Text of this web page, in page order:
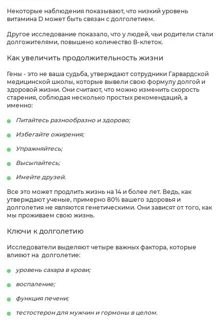
Некоторые наблюдения показывают, что низкий уровень
витамина D может быть связан с долголетием.
Другое исследование показало, что у людей, чьи родители стали
долгожителями, повышено количество В-клеток.
Как увеличить продолжительность жизни
Гены - это не ваша судьба, утверждают сотрудники Гарвардской
медицинской школы, которые вывели свою формулу долгой и
здоровой жизни. Они считают, что можно изменить скорость
старения, соблюдая несколько простых рекомендаций, а
именно:
Питайтесь разнообразно и здорово;
Избегайте ожирения;
Упражняйтесь;
Высыпайтесь;
Имейте друзей.
Все это может продлить жизнь на 14 и более лет. Ведь, как
утверждают ученые, примерно 80% вашего здоровья и
долголетия не являются генетическими. Они зависят от того, как
мы проживаем свою жизнь.
Ключи к долголетию
Исследователи выделяют четыре важных фактора, которые
влияют на долголетие:
уровень сахара в крови;
воспаление;
функция печени;
тестостерон для мужчин и гормоны в целом.